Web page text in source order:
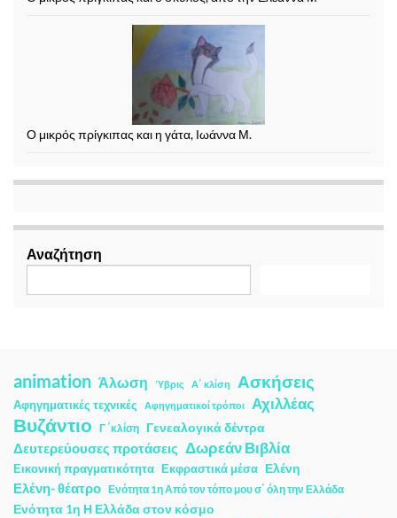
Ο μικρός πρίγκιπας και η γάτα, Ιωάννα Μ.
Αναζήτηση
animation Άλωση Ύβρις Α΄ κλίση Ασκήσεις
Αφηγηματικές τεχνικές Αφηγηματικοί τρόποι Αχιλλέας
Βυζάντιο Γ ΄κλίση Γενεαλογικά δέντρα
Δευτερεύουσες προτάσεις Δωρεάν Βιβλία
Εικονική πραγματικότητα Εκφραστικά μέσα Ελένη
Ελένη- θέατρο Ενότητα 1η Από τον τόπο μου σ΄ όλη την Ελλάδα
Ενότητα 1η Η Ελλάδα στον κόσμο